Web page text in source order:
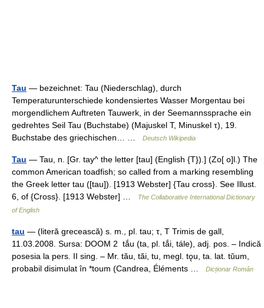
Tau — bezeichnet: Tau (Niederschlag), durch
Temperaturunterschiede kondensiertes Wasser Morgentau bei
morgendlichem Auftreten Tauwerk, in der Seemannssprache ein
gedrehtes Seil Tau (Buchstabe) (Majuskel Τ, Minuskel τ), 19.
Buchstabe des griechischen… …
Deutsch Wikipedia
Tau — Tau, n. [Gr. tay^ the letter [tau] (English {T}).] (Zo[ o]l.) The
common American toadfish; so called from a marking resembling
the Greek letter tau ([tau]). [1913 Webster] {Tau cross}. See Illust.
6, of {Cross}. [1913 Webster] …
The Collaborative International Dictionary
of English
tau — (literă grecească) s. m., pl. tau; τ, Τ Trimis de gall,
11.03.2008. Sursa: DOOM 2 tắu (ta, pl. tắi, tále), adj. pos. – Indică
posesia la pers. II sing. – Mr. tău, tăi, tu, megl. tǫu, ta. lat. tŭum,
probabil disimulat în *toum (Candrea, Éléments …
Dicționar Român